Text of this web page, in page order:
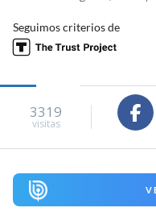
Seguimos criterios de
3319
visitas